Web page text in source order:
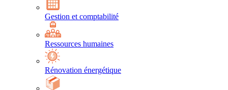
Gestion et comptabilité
Ressources humaines
Rénovation énergétique